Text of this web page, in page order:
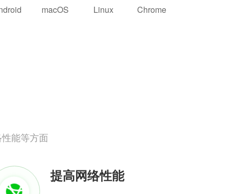
macOS Linux Chrome
能等方面
提高网络性能